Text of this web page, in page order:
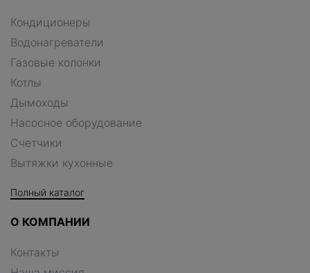
Кондиционеры
Водонагреватели
Газовые колонки
Котлы
Дымоходы
Насосное оборудование
Счетчики
Вытяжки кухонные
Полный каталог
О КОМПАНИИ
Контакты